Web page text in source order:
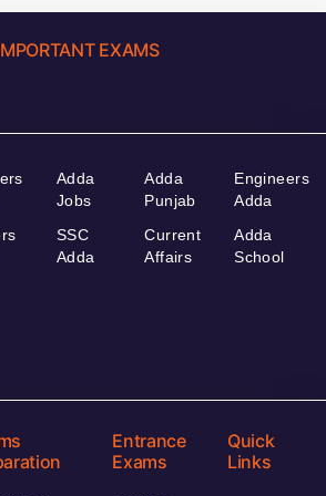
EXAMS
Adda
Jobs
SSC
Adda
Adda
Punjab
Current
Affairs
Engineers
Adda
Adda
School
Entrance
Exams
Quick
Links